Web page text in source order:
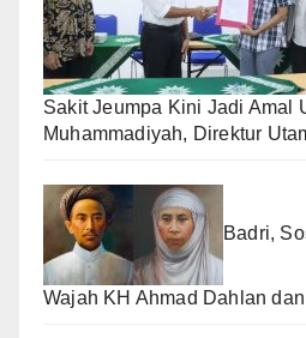
Sakit Jeumpa Kini Jadi Amal
Muhammadiyah, Direktur
Badri,
Wajah KH Ahmad Dahlan